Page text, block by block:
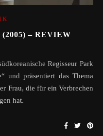
– REVIEW
und präsentiert das Thema
Frau, die für ein Verbrechen
hat.